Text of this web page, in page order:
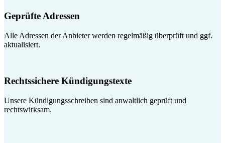
Geprüfte Adressen
Alle Adressen der Anbieter werden regelmäßig überprüft und ggf.
aktualisiert.
Rechtssichere Kündigungstexte
Unsere Kündigungsschreiben sind anwaltlich geprüft und
rechtswirksam.